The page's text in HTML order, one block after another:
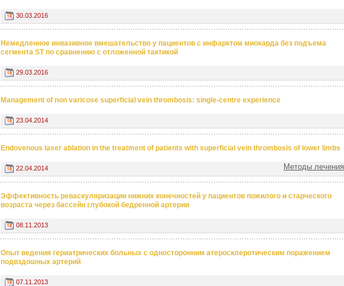
30.03.2016
Немедленное инвазивное вмешательство у пациентов с инфарктом миокарда без подъема
сегмента ST по сравнению с отложенной тактикой
29.03.2016
Management of non varicose superficial vein thrombosis: single-centre experience
23.04.2014
Endovenous laser ablation in the treatment of patients with superficial vein thrombosis of lower limbs
22.04.2014 Методы лечения
Эффективность реваскуляризации нижних конечностей у пациентов пожилого и старческого
возраста через бассейн глубокой бедренной артерии
08.11.2013
Опыт ведения гериатрических больных с односторонним атеросклеротическим поражением
подвздошных артерий
07.11.2013